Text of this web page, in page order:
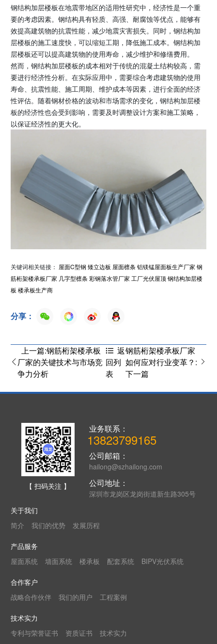
钢结构加层楼板在地震带地区的适用性研究中，经济性是一个重
要的考虑因素。钢结构具有轻质、高强、耐腐蚀等优点，能够有
效提高建筑物的抗震性能，减少地震灾害损失。同时，钢结构加
层楼板的施工速度快，可以缩短工期，降低施工成本。钢结构加
层楼板还可以提高建筑物的使用寿命，减少维护和修缮费用。
然而，钢结构加层楼板的成本相对于传统的混凝土结构较高，需
要进行经济性分析。在实际应用中，需要综合考虑建筑物的使用
寿命、抗震性能、施工周期、维护成本等因素，进行全面的经济
性评估。随着钢材价格的波动和市场需求的变化，钢结构加层楼
板的经济性也会受到影响，需要及时调整设计方案和施工策略，
以保证经济性的更大化。
关键词相关链接： 屋面C型钢 矮立边板 屋面檩条 铝镁锰屋面板生产厂家 钢
筋桁架楼承板厂家 几字型檩条 彩钢落水管厂家 工厂光伏屋顶 钢结构加层楼
板 楼承板生产商
分享：
上一篇:钢筋桁架楼承板
厂家的关键技术与市场竞
争力分析
返
回列
表
钢筋桁架楼承板厂家
如何应对行业变革？:
下一篇
【 扫码关注 】
业务联系：
13823799165
公司邮箱：
hailong@szhailong.com
公司地址：
深圳市龙岗区龙岗街道新生路305号
关于我们
简介
我们的优势 发展历程
产品服务
屋面系统
墙面系统 楼承板 配套系统 BIPV光伏系统
合作客户
战略合作伙伴
我们的用户 工程案例
技术实力
专利与荣誉证书
资质证书 技术实力